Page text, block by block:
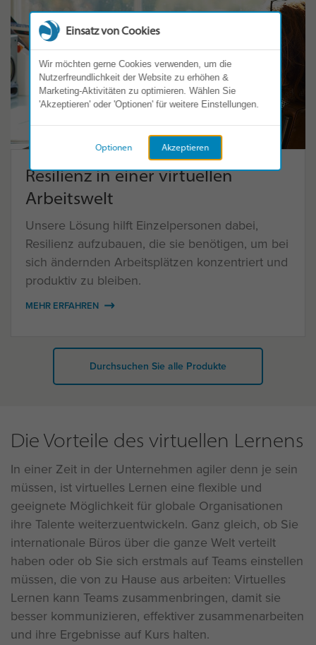
Resilienz in einer virtuellen
Arbeitswelt
Unsere Lösung hilft Einzelpersonen dabei,
Resilienz aufzubauen, die sie benötigen, um bei
sich ändernden Arbeitsplätzen konzentriert und
produktiv zu bleiben.
MEHR ERFAHREN
Durchsuchen Sie alle Produkte
Die Vorteile des virtuellen Lernens
In einer Zeit in der Unternehmen agiler denn je sein
müssen, ist virtuelles Lernen eine flexible und
geeignete Möglichkeit für globale Organisationen
ihre Talente weiterzuentwickeln. Ganz gleich, ob Sie
internationale Büros über die ganze Welt verteilt
haben oder ob Sie sich erstmals auf Teams einstellen
müssen, die von zu Hause aus arbeiten: Virtuelles
Lernen kann Teams zusammenbringen, damit sie
besser kommunizieren, effektiver zusammenarbeiten
und ihre Ergebnisse auf Kurs halten.
Einsatz von Cookies
Wir möchten gerne Cookies verwenden, um die
Nutzerfreundlichkeit der Website zu erhöhen &
Marketing-Aktivitäten zu optimieren. Wählen Sie
'Akzeptieren' oder 'Optionen' für weitere Einstellungen.
Akzeptieren
Optionen